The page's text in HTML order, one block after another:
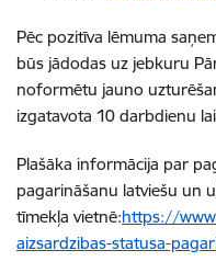
Pēc pozitīva lēmuma
būs jādodas uz jebkuru
noformētu jauno
izgatavota 10 darbdienu
Plašāka informācija par
pagarināšanu latviešu un
tīmekļa vietnē:https://
aizsardzibas-statusa-